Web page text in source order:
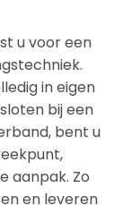
u voor een
in eigen
bij een
bent u
aanpak. Zo
en leveren